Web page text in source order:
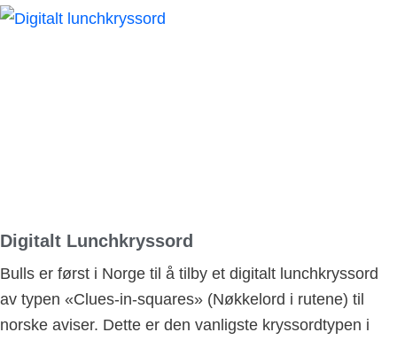
Digitalt Lunchkryssord
Bulls er først i Norge til å tilby et digitalt lunchkryssord
av typen «Clues-in-squares» (Nøkkelord i rutene) til
norske aviser. Dette er den vanligste kryssordtypen i